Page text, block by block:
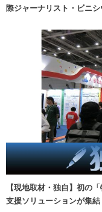
際ジャーナリスト・ビニ
【現地取材・独自】初の
支援ソリューションが集結